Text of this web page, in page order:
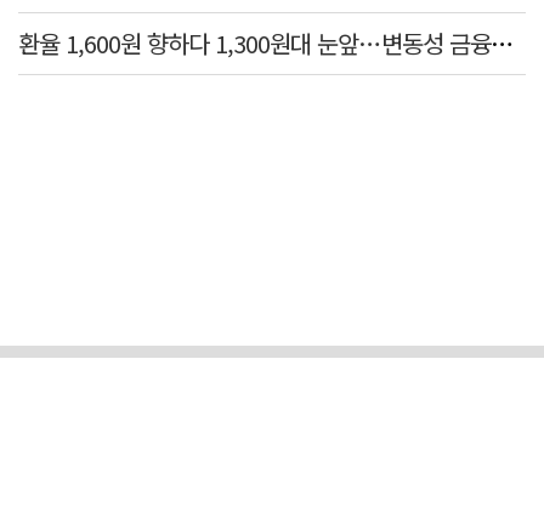
환율 1,600원 향하다 1,300원대 눈앞…변동성 금융위기 후 최고